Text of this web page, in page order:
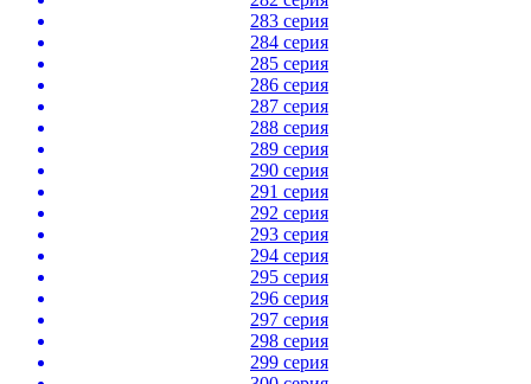
283 серия
284 серия
285 серия
286 серия
287 серия
288 серия
289 серия
290 серия
291 серия
292 серия
293 серия
294 серия
295 серия
296 серия
297 серия
298 серия
299 серия